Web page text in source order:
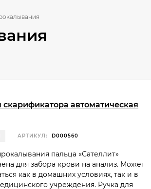
скарификатора автоматическая
АРТИКУЛ: D000560
пальца «Сателлит»
для забора крови на анализ. Может
как в домашних условиях, так и в
учреждения. Ручка для